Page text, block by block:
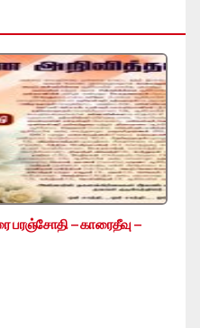
பரஞ்சோதி – காரைதீவு –